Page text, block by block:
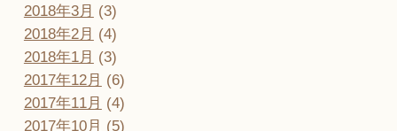
2018年3月 (3)
2018年2月 (4)
2018年1月 (3)
2017年12月 (6)
2017年11月 (4)
2017年10月 (5)